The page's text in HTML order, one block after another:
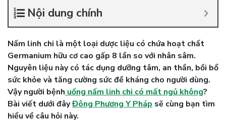
Nội dung chính
Nấm linh chi là một loại dược liệu có chứa hoạt chất
Germanium hữu cơ cao gấp 8 lần so với nhân sâm.
Nguyên liệu này có tác dụng dưỡng tâm, an thần, bồi bổ
sức khỏe và tăng cường sức đề kháng cho người dùng.
Vậy người bệnh uống nấm linh chi có mất ngủ không?
Bài viết dưới đâyĐông Phương Y Pháp sẽ cùng bạn tìm
hiểu về câu hỏi này.